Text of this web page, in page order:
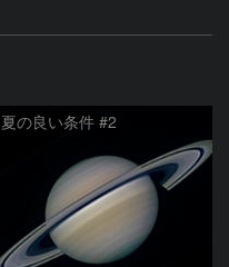
夏の良い条件 #2